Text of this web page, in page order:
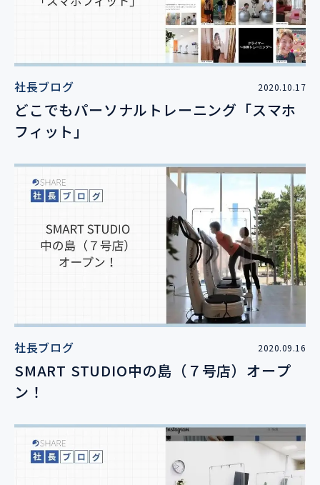
社長ブログ 2020.10.17
どこでもパーソナルトレーニング「スマホ
フィット」
社長ブログ 2020.09.16
SMART STUDIO中の島（７号店）オープ
ン！